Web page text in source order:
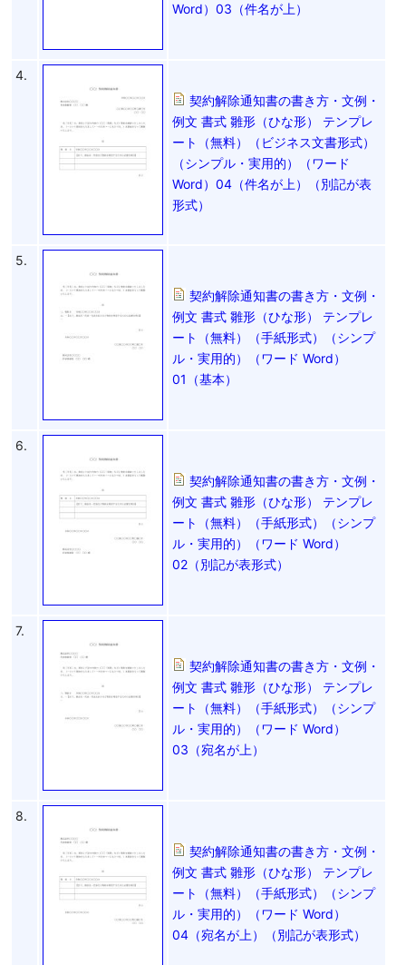
Word）03（件名が上）
4.
契約解除通知書の書き方・文例・
例文 書式 雛形（ひな形） テンプレ
ート（無料）（ビジネス文書形式）
（シンプル・実用的）（ワード
Word）04（件名が上）（別記が表
形式）
5.
契約解除通知書の書き方・文例・
例文 書式 雛形（ひな形） テンプレ
ート（無料）（手紙形式）（シンプ
ル・実用的）（ワード Word）
01（基本）
6.
契約解除通知書の書き方・文例・
例文 書式 雛形（ひな形） テンプレ
ート（無料）（手紙形式）（シンプ
ル・実用的）（ワード Word）
02（別記が表形式）
7.
契約解除通知書の書き方・文例・
例文 書式 雛形（ひな形） テンプレ
ート（無料）（手紙形式）（シンプ
ル・実用的）（ワード Word）
03（宛名が上）
8.
契約解除通知書の書き方・文例・
例文 書式 雛形（ひな形） テンプレ
ート（無料）（手紙形式）（シンプ
ル・実用的）（ワード Word）
04（宛名が上）（別記が表形式）